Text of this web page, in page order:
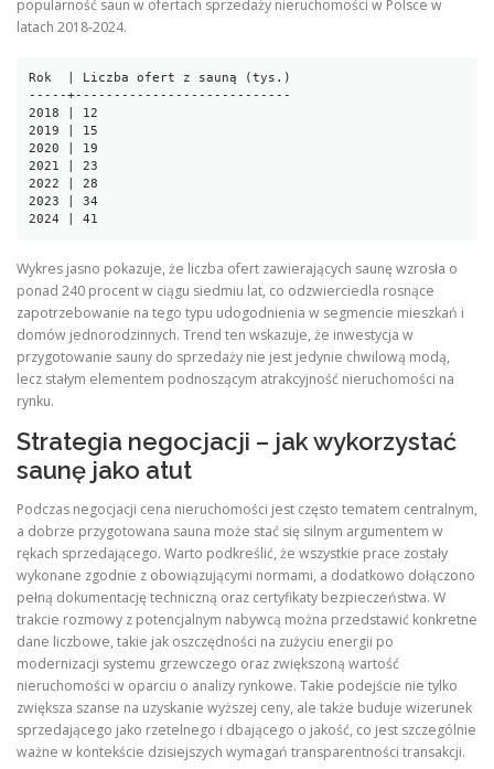
popularność saun w ofertach sprzedaży nieruchomości w Polsce w
latach 2018‑2024.
Rok  | Liczba ofert z sauną (tys.)
-----+----------------------------
2018 | 12
2019 | 15
2020 | 19
2021 | 23
2022 | 28
2023 | 34
Wykres jasno pokazuje, że liczba ofert zawierających saunę wzrosła o
ponad 240 procent w ciągu siedmiu lat, co odzwierciedla rosnące
zapotrzebowanie na tego typu udogodnienia w segmencie mieszkań i
domów jednorodzinnych. Trend ten wskazuje, że inwestycja w
przygotowanie sauny do sprzedaży nie jest jedynie chwilową modą,
lecz stałym elementem podnoszącym atrakcyjność nieruchomości na
rynku.
Strategia negocjacji – jak wykorzystać
saunę jako atut
Podczas negocjacji cena nieruchomości jest często tematem centralnym,
a dobrze przygotowana sauna może stać się silnym argumentem w
rękach sprzedającego. Warto podkreślić, że wszystkie prace zostały
wykonane zgodnie z obowiązującymi normami, a dodatkowo dołączono
pełną dokumentację techniczną oraz certyfikaty bezpieczeństwa. W
trakcie rozmowy z potencjalnym nabywcą można przedstawić konkretne
dane liczbowe, takie jak oszczędności na zużyciu energii po
modernizacji systemu grzewczego oraz zwiększoną wartość
nieruchomości w oparciu o analizy rynkowe. Takie podejście nie tylko
zwiększa szanse na uzyskanie wyższej ceny, ale także buduje wizerunek
sprzedającego jako rzetelnego i dbającego o jakość, co jest szczególnie
ważne w kontekście dzisiejszych wymagań transparentności transakcji.